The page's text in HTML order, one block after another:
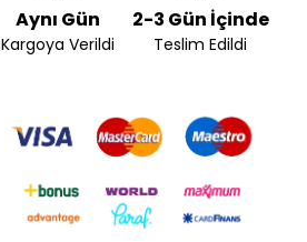
Aynı Gün
Kargoya Verildi
2-3 Gün İçinde
Teslim Edildi